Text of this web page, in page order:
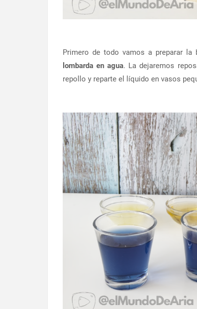
Primero de todo vamos a preparar la
lombarda en agua. La dejaremos
repollo y reparte el líquido en vasos